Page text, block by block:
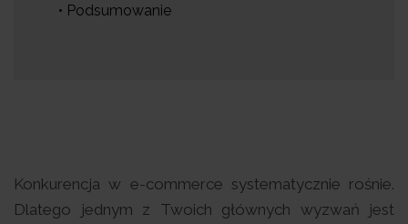
• Podsumowanie
Konkurencja w e-commerce systematycznie rośnie.
Dlatego jednym z Twoich głównych wyzwań jest